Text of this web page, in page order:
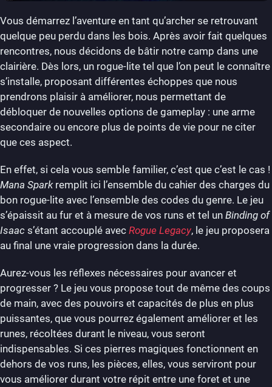
Vous démarrez l’aventure en tant qu’archer se retrouvant
quelque peu perdu dans les bois. Après avoir fait quelques
rencontres, nous décidons de bâtir notre camp dans une
clairière. Dès lors, un rogue-lite tel que l’on peut le connaître
s’installe, proposant différentes échoppes que nous
prendrons plaisir à améliorer, nous permettant de
débloquer de nouvelles options de gameplay : une arme
secondaire ou encore plus de points de vie pour ne citer
que ces aspect.
En effet, si cela vous semble familier, c’est que c’est le cas !
Mana Sparkremplit ici l’ensemble du cahier des charges du
bon rogue-lite avec l’ensemble des codes du genre. Le jeu
s’épaissit au fur et à mesure de vos runs et tel un Binding of
Isaac s’étant accouplé avec Rogue Legacy, le jeu proposera
au final une vraie progression dans la durée.
Aurez-vous les réflexes nécessaires pour avancer et
progresser ? Le jeu vous propose tout de même des coups
de main, avec des pouvoirs et capacités de plus en plus
puissantes, que vous pourrez également améliorer et les
runes, récoltées durant le niveau, vous seront
indispensables. Si ces pierres magiques fonctionnent en
dehors de vos runs, les pièces, elles, vous serviront pour
vous améliorer durant votre répit entre une foret et une